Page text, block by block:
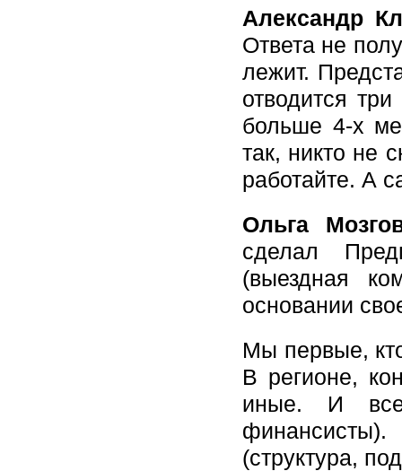
Александр
Ответа не
лежит.
отводится
больше 4-х
так, никто не
работайте. А
Ольга
сделал
(выездная
основании
Мы первые,
В регионе,
иные. И
(структура,